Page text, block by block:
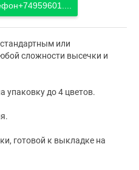
+74959601....
или
сложности высечки и
упаковку до 4 цветов.
готовой к выкладке на